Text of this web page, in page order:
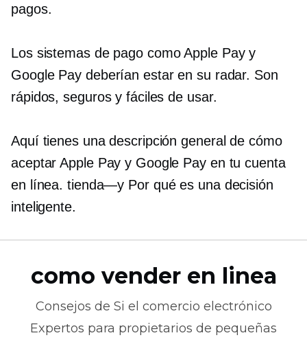
pagos.
Los sistemas de pago como Apple Pay y
Google Pay deberían estar en su radar. Son
rápidos, seguros y fáciles de usar.
Aquí tienes una descripción general de cómo
aceptar Apple Pay y Google Pay en tu cuenta
en línea.tienda—y Por qué es una decisión
inteligente.
como vender en linea
Consejos de Si el comercio electrónico
Expertos para propietarios de pequeñas